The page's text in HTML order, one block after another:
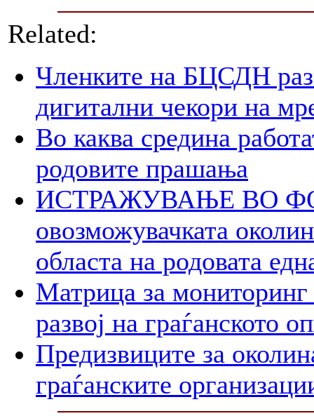
Related:
Членките на БЦСДН
дигитални чекори на
Во каква средина
родовите прашања
ИСТРАЖУВАЊЕ ВО
овозможувачката
областа на родовата
Матрица за мониторинг
развој на граѓанското
Предизвиците за
граѓанските